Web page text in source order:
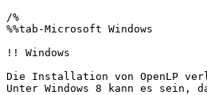
/%
%%tab-Microsoft Windows
!! Windows
Die Installation von OpenLP
Unter Windows 8 kann es sein,